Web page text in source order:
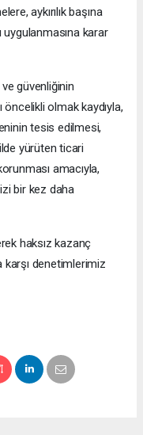
aykırılık başına
uygulanmasına karar
ve güvenliğinin
olmak kaydıyla,
tesis edilmesi,
yürüten ticari
amacıyla,
bir kez daha
haksız kazanç
denetimlerimiz